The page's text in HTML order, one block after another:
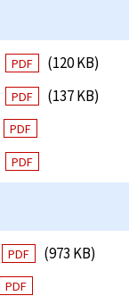
PDF
(120 KB)
PDF
(137 KB)
PDF
PDF
PDF
(973 KB)
PDF